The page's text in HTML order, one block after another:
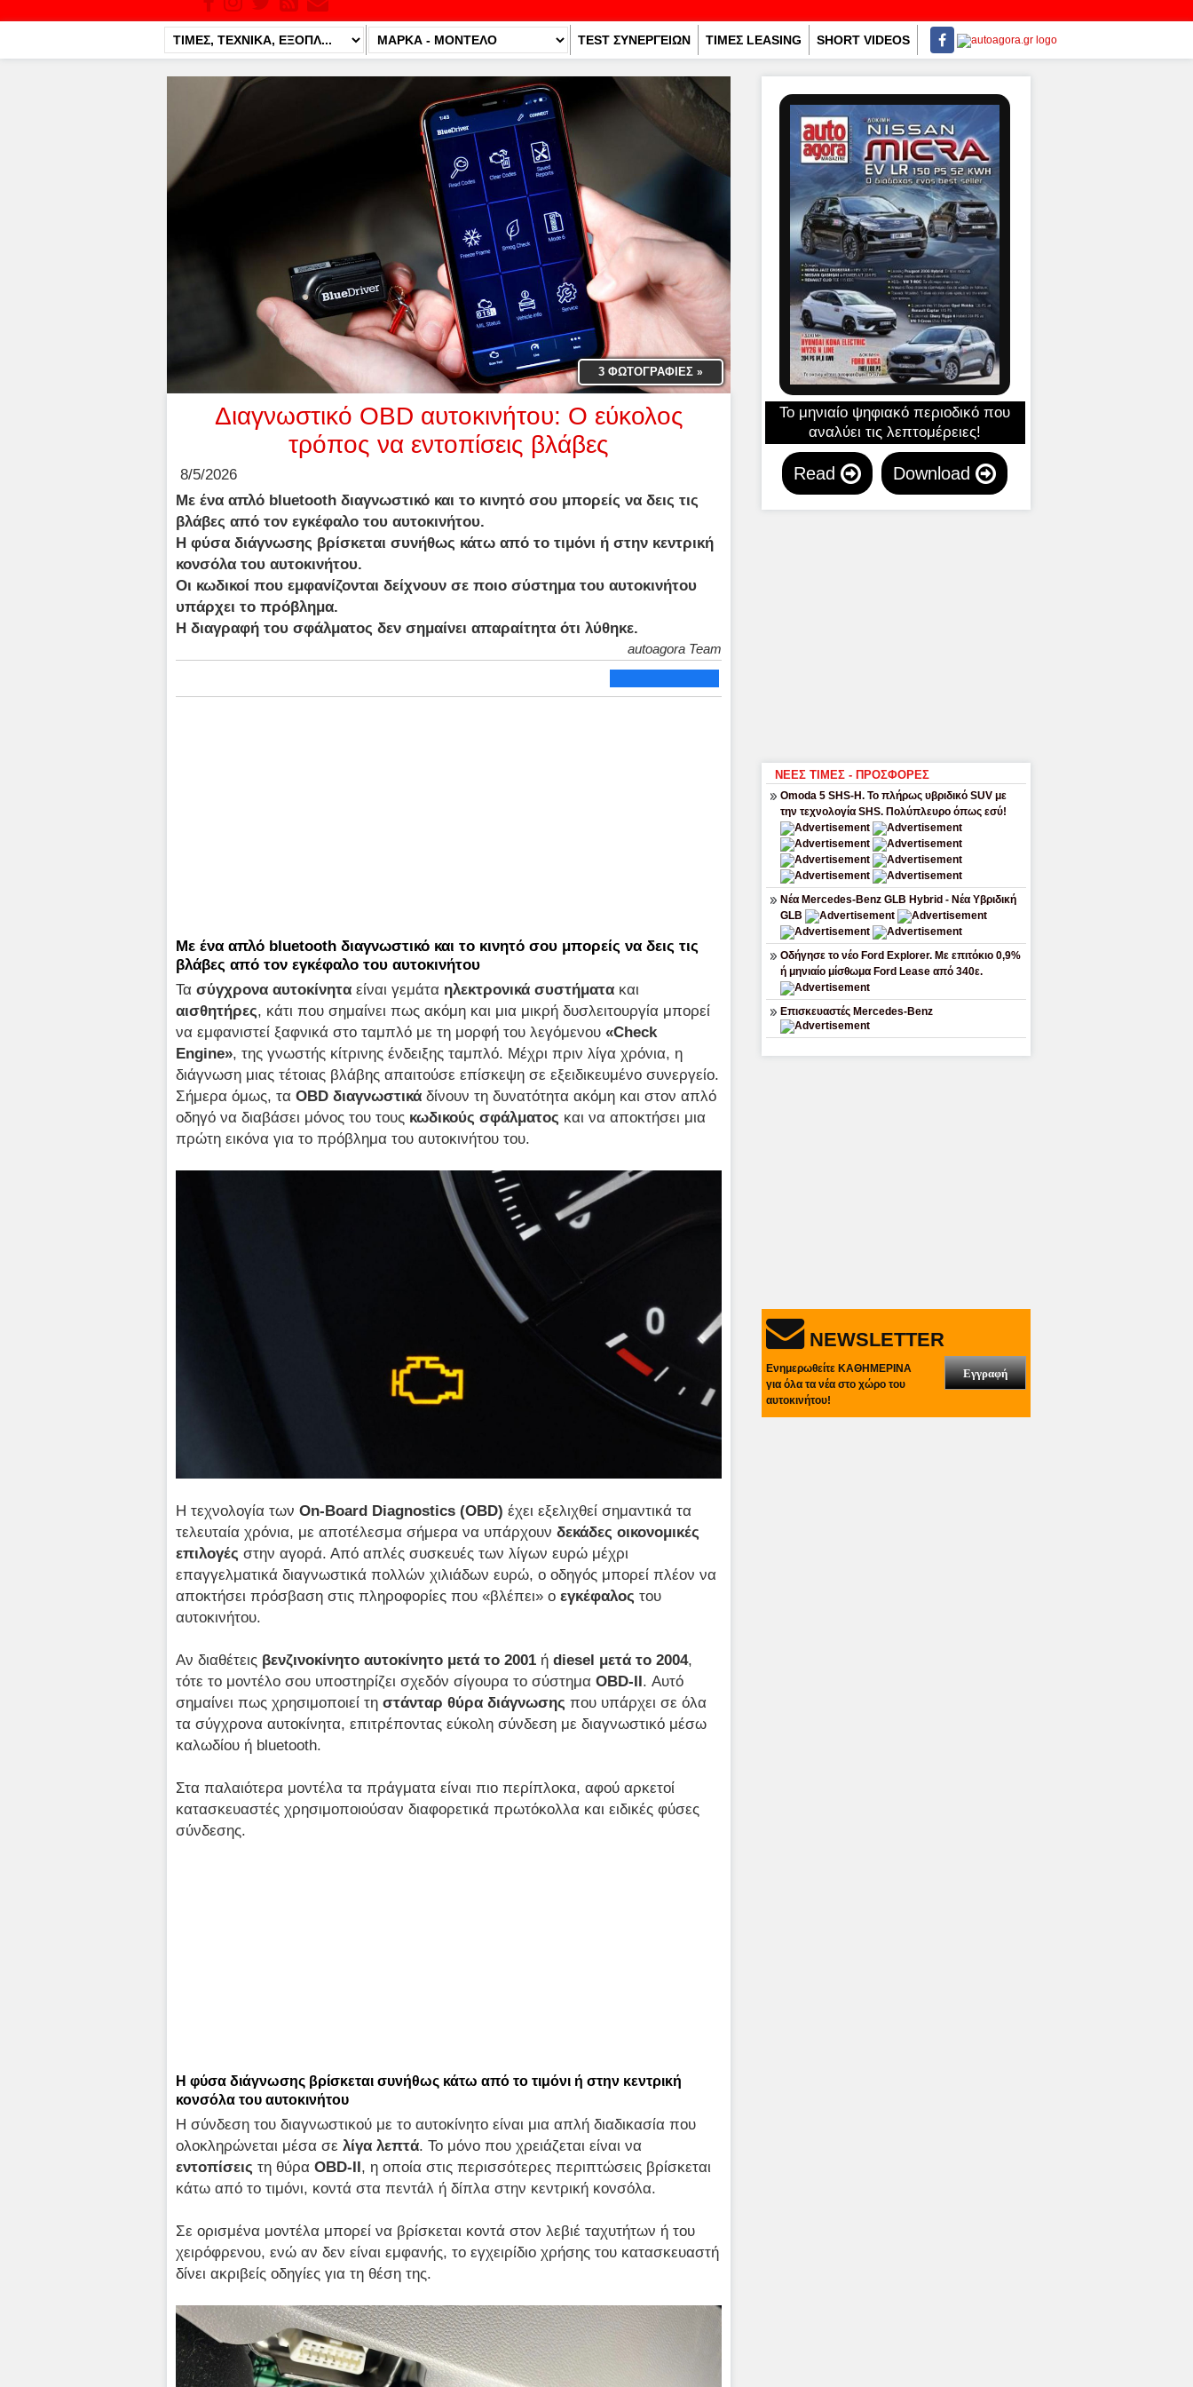
TEST ΣΥΝΕΡΓΕΙΩΝ ΤΙΜΕΣ LEASING SHORT VIDEOS
3 ΦΩΤΟΓΡΑΦΙΕΣ»
Διαγνωστικό OBD αυτοκινήτου: Ο εύκολος
τρόπος να εντοπίσεις βλάβες
8/5/2026
Με ένα απλό bluetooth διαγνωστικό και το κινητό σου μπορείς να δεις τις
βλάβες από τον εγκέφαλο του αυτοκινήτου.
Η φύσα διάγνωσης βρίσκεται συνήθως κάτω από το τιμόνι ή στην κεντρική
κονσόλα του αυτοκινήτου.
Οι κωδικοί που εμφανίζονται δείχνουν σε ποιο σύστημα του αυτοκινήτου
υπάρχει το πρόβλημα.
Η διαγραφή του σφάλματος δεν σημαίνει απαραίτητα ότι λύθηκε.
autoagora Team
Με ένα απλό bluetooth διαγνωστικό και το κινητό σου μπορείς να δεις τις
βλάβες από τον εγκέφαλο του αυτοκινήτου
Τα σύγχρονα αυτοκίνητα είναι γεμάτα ηλεκτρονικά συστήματα και
αισθητήρες, κάτι που σημαίνει πως ακόμη και μια μικρή δυσλειτουργία μπορεί
να εμφανιστεί ξαφνικά στο ταμπλό με τη μορφή του λεγόμενου «Check
Engine», της γνωστής κίτρινης ένδειξης ταμπλό. Μέχρι πριν λίγα χρόνια, η
διάγνωση μιας τέτοιας βλάβης απαιτούσε επίσκεψη σε εξειδικευμένο συνεργείο.
Σήμερα όμως, τα OBD διαγνωστικά δίνουν τη δυνατότητα ακόμη και στον απλό
οδηγό να διαβάσει μόνος του τους κωδικούς σφάλματος και να αποκτήσει μια
πρώτη εικόνα για το πρόβλημα του αυτοκινήτου του.
Η τεχνολογία των On-Board Diagnostics (OBD) έχει εξελιχθεί σημαντικά τα
τελευταία χρόνια, με αποτέλεσμα σήμερα να υπάρχουν δεκάδες οικονομικές
επιλογές στην αγορά. Από απλές συσκευές των λίγων ευρώ μέχρι
επαγγελματικά διαγνωστικά πολλών χιλιάδων ευρώ, ο οδηγός μπορεί πλέον να
αποκτήσει πρόσβαση στις πληροφορίες που «βλέπει» ο εγκέφαλος του
αυτοκινήτου.
Αν διαθέτεις βενζινοκίνητο αυτοκίνητο μετά το 2001 ή diesel μετά το 2004,
τότε το μοντέλο σου υποστηρίζει σχεδόν σίγουρα το σύστημα OBD-II. Αυτό
σημαίνει πως χρησιμοποιεί τη στάνταρ θύρα διάγνωσης που υπάρχει σε όλα
τα σύγχρονα αυτοκίνητα, επιτρέποντας εύκολη σύνδεση με διαγνωστικό μέσω
καλωδίου ή bluetooth.
Στα παλαιότερα μοντέλα τα πράγματα είναι πιο περίπλοκα, αφού αρκετοί
κατασκευαστές χρησιμοποιούσαν διαφορετικά πρωτόκολλα και ειδικές φύσες
σύνδεσης.
Η φύσα διάγνωσης βρίσκεται συνήθως κάτω από το τιμόνι ή στην κεντρική
κονσόλα του αυτοκινήτου
Η σύνδεση του διαγνωστικού με το αυτοκίνητο είναι μια απλή διαδικασία που
ολοκληρώνεται μέσα σε λίγα λεπτά. Το μόνο που χρειάζεται είναι να
εντοπίσεις τη θύρα OBD-II, η οποία στις περισσότερες περιπτώσεις βρίσκεται
κάτω από το τιμόνι, κοντά στα πεντάλ ή δίπλα στην κεντρική κονσόλα.
Σε ορισμένα μοντέλα μπορεί να βρίσκεται κοντά στον λεβιέ ταχυτήτων ή του
χειρόφρενου, ενώ αν δεν είναι εμφανής, το εγχειρίδιο χρήσης του κατασκευαστή
δίνει ακριβείς οδηγίες για τη θέση της.
Το μηνιαίο ψηφιακό περιοδικό που
αναλύει τις λεπτομέρειες!
Read Download
ΝΕΕΣ ΤΙΜΕΣ - ΠΡΟΣΦΟΡΕΣ
Omoda 5 SHS-H. Το πλήρως υβριδικό SUV με
την τεχνολογία SHS. Πολύπλευρο όπως εσύ!
Νέα Mercedes-Benz GLB Hybrid - Νέα Υβριδική
GLB
Οδήγησε το νέο Ford Explorer. Με επιτόκιο 0,9%
ή μηνιαίο μίσθωμα Ford Lease από 340ε.
Επισκευαστές Mercedes-Benz
NEWSLETTER
Ενημερωθείτε ΚΑΘΗΜΕΡΙΝΑ
για όλα τα νέα στο χώρο του
αυτοκινήτου!
Εγγραφή